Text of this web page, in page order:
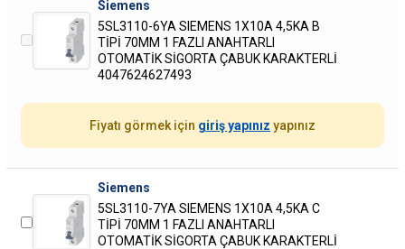
Siemens
5SL3110-6YA SIEMENS 1X10A 4,5KA B
TİPİ 70MM 1 FAZLI ANAHTARLI
OTOMATİK SİGORTA ÇABUK KARAKTERLİ
4047624627493
Fiyatı görmek için giriş yapınız yapınız
Siemens
5SL3110-7YA SIEMENS 1X10A 4,5KA C
TİPİ 70MM 1 FAZLI ANAHTARLI
OTOMATİK SİGORTA ÇABUK KARAKTERLİ